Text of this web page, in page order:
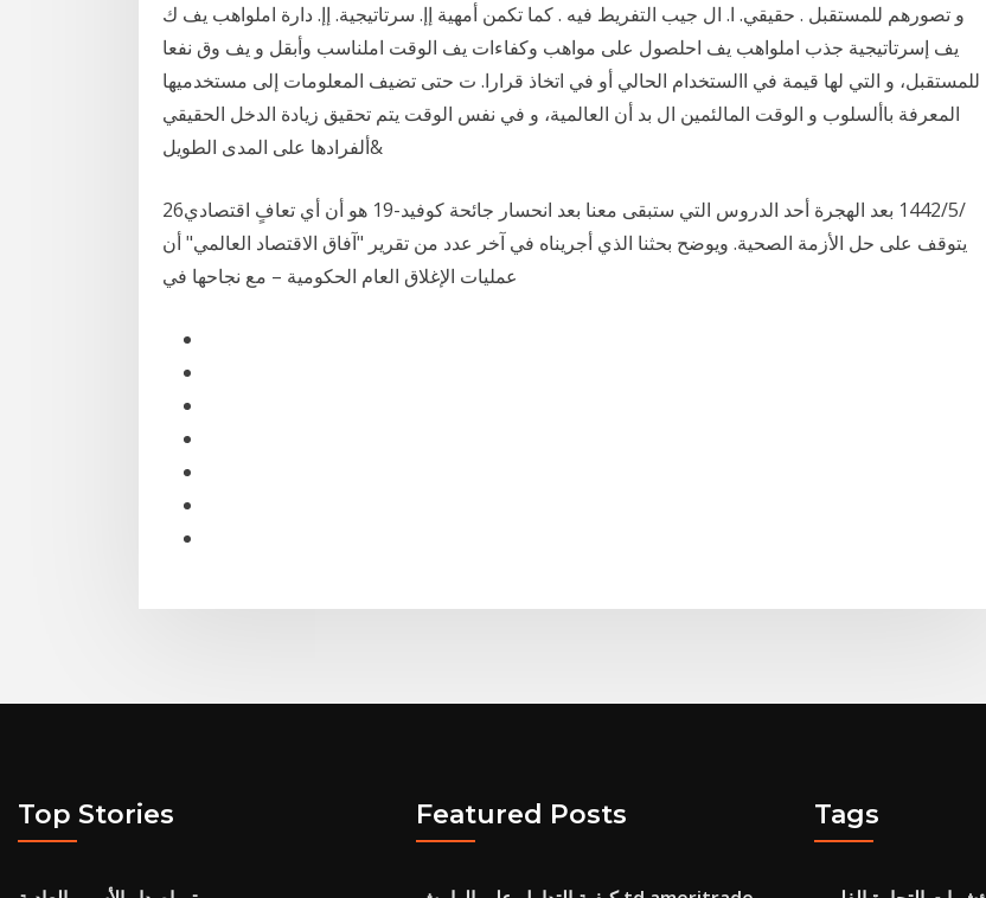
و تصورهم للمستقبل . حقيقي. ا. ال جيب التفريط فيه . كما تكمن أمهية إإ. سرتاتيجية. إإ. دارة املواهب يف ك
يف إسرتاتيجية جذب املواهب يف احلصول على مواهب وكفاءات يف الوقت املناسب وأبقل و يف وق نفعا
للمستقبل، و التي لها قيمة في االستخدام الحالي أو في اتخاذ قرارا. ت حتى تضيف المعلومات إلى مستخدميها
المعرفة باألسلوب و الوقت المالئمين ال بد أن العالمية، و في نفس الوقت يتم تحقيق زيادة الدخل الحقيقي
ألفرادها على المدى الطويل&
26‏‏/5‏‏/1442 بعد الهجرة أحد الدروس التي ستبقى معنا بعد انحسار جائحة كوفيد-19 هو أن أي تعافٍ اقتصادي
يتوقف على حل الأزمة الصحية. ويوضح بحثنا الذي أجريناه في آخر عدد من تقرير "آفاق الاقتصاد العالمي" أن
عمليات الإغلاق العام الحكومية – مع نجاحها في
Top Stories Featured Posts Tags